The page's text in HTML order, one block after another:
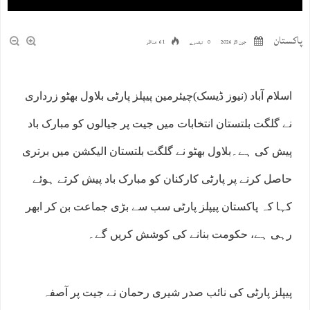
پاکستان جون 8, 2026 0 تبصرے 61 مناظر
اسلام آباد (نیوز ڈیسک)چیئرمین پیپلز پارٹی بلاول بھٹو زرداری
نے گلگت بلتستان انتخابات میں جیت پر جیالوں کو مبارک باد
پیش کی ہے۔بلاول بھٹو نے گلگت بلتستان الیکشن میں برتری
حاصل کرنے پر پارٹی کارکنان کو مبارک باد پیش کرتے ہوئے
کہا کہ پاکستان پیپلز پارٹی سب سے بڑی جماعت بن کر ابھر
رہی ہے، حکومت بنانے کی کوشش کریں گے۔
پیپلز پارٹی کی نائب صدر شیری رحمان نے جیت پر آصفہ